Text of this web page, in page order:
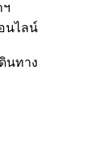
นไลน์
นทาง